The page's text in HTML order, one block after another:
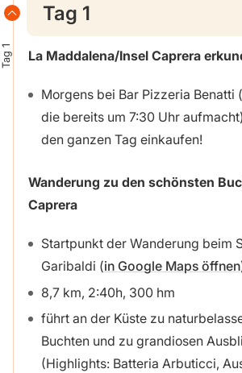
Tag 1
Tag 1
La Maddalena/Insel Caprera
Morgens bei Bar Pizzeria Benatti
die bereits um 7:30 Uhr
den ganzen Tag einkaufen!
Wanderung zu den schönsten
Caprera
Startpunkt der Wanderung beim
Garibaldi (in Google Maps öffnen
8,7 km, 2:40h, 300 hm
führt an der Küste zu
Buchten und zu grandiosen
(Highlights: Batteria Arbuticci,